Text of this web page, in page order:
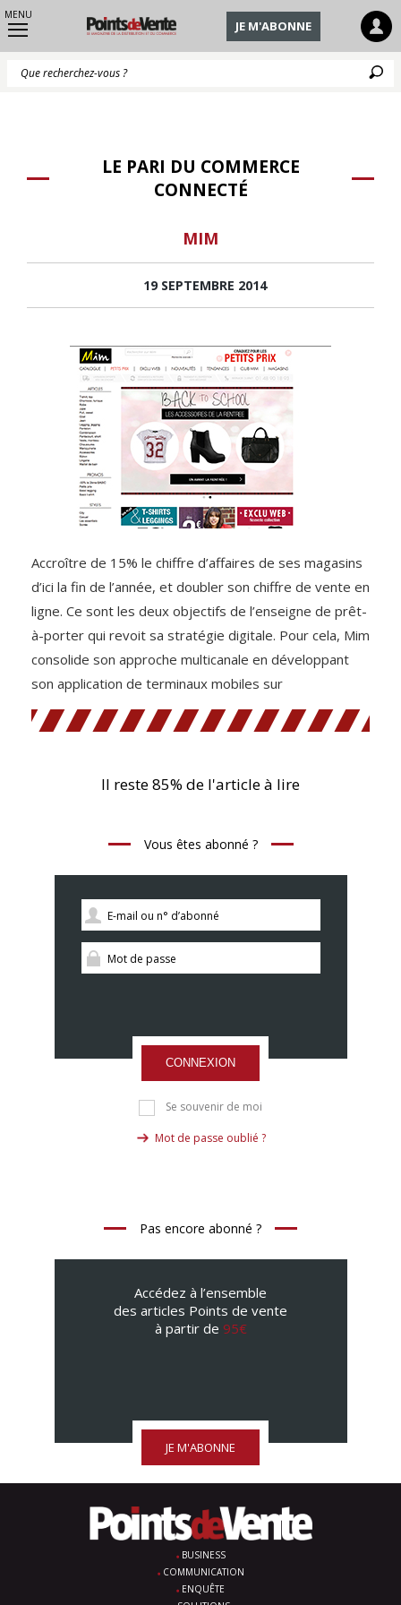
MENU
JE M'ABONNE
LE PARI DU COMMERCE
CONNECTÉ
MIM
19 SEPTEMBRE 2014
Accroître de 15% le chiffre d’affaires de ses magasins
d’ici la fin de l’année, et doubler son chiffre de vente en
ligne. Ce sont les deux objectifs de l’enseigne de prêt-
à-porter qui revoit sa stratégie digitale. Pour cela, Mim
consolide son approche multicanale en développant
son application de terminaux mobiles sur
Il reste 85% de l'article à lire
Vous êtes abonné ?
CONNEXION
Se souvenir de moi
Mot de passe oublié ?
Pas encore abonné ?
Accédez à l’ensemble
des articles Points de vente
à partir de 95€
JE M'ABONNE
BUSINESS
COMMUNICATION
ENQUÊTE